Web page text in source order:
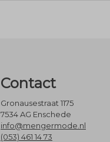
Contact
Gronausestraat 1175
7534 AG Enschede
info@mengermode.nl
(053) 461 14 73